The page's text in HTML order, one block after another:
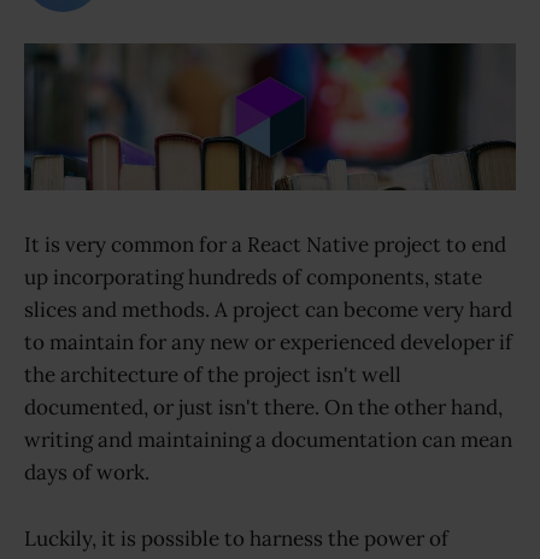
It is very common for a React Native project to end
up incorporating hundreds of components, state
slices and methods. A project can become very hard
to maintain for any new or experienced developer if
the architecture of the project isn't well
documented, or just isn't there. On the other hand,
writing and maintaining a documentation can mean
days of work.
Luckily, it is possible to harness the power of